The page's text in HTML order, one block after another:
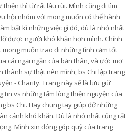
thiện thì từ rất lâu rùi. Mình cũng đi tìm
hội nhóm với mong muốn có thể hành
bất kì những việc gì đó, dù là nhỏ nhất
được người khó khăn hơn mình. Chính
mong muốn trao đi những tình cảm tốt
cái ngại ngần của bản thân, và ước mơ
thành sự thật nên mình, bs Chi lập trang
- Charity. Trang này sẽ là lưu giữ
tin vs những tấm lòng thiện nguyện của
bs Chi. Hãy chung tay giúp đỡ những
cảnh khó khăn. Dù là nhỏ nhất cũng rất
Mình xin đóng góp quỹ của trang